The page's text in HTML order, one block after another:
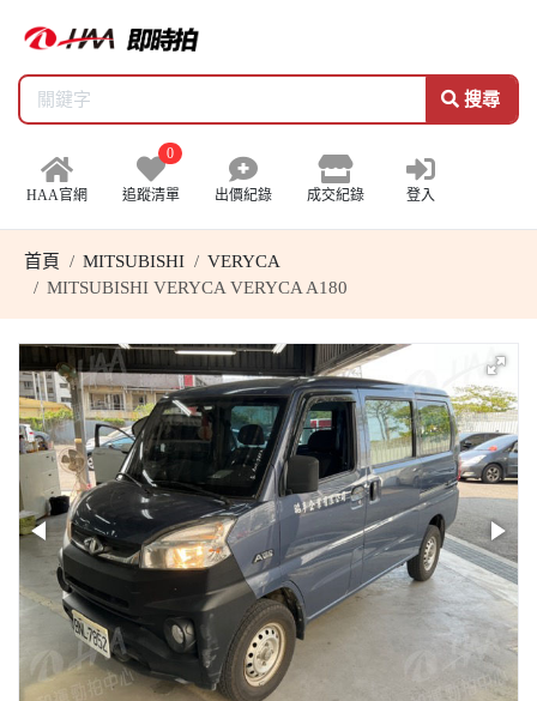
搜尋
HAA官網
0
追蹤清單 出價紀錄 成交紀錄 登入
首頁 MITSUBISHI
VERYCA
MITSUBISHI VERYCA VERYCA A180